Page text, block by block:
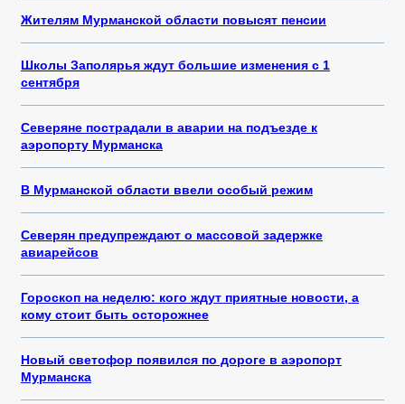
Жителям Мурманской области повысят пенсии
Школы Заполярья ждут большие изменения с 1
сентября
Северяне пострадали в аварии на подъезде к
аэропорту Мурманска
В Мурманской области ввели особый режим
Северян предупреждают о массовой задержке
авиарейсов
Гороскоп на неделю: кого ждут приятные новости, а
кому стоит быть осторожнее
Новый светофор появился по дороге в аэропорт
Мурманска